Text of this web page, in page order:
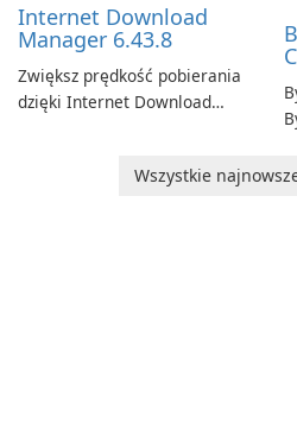
Internet Download
Manager 6.43.8
Zwiększ prędkość pobierania
dzięki Internet Download
Wszystkie